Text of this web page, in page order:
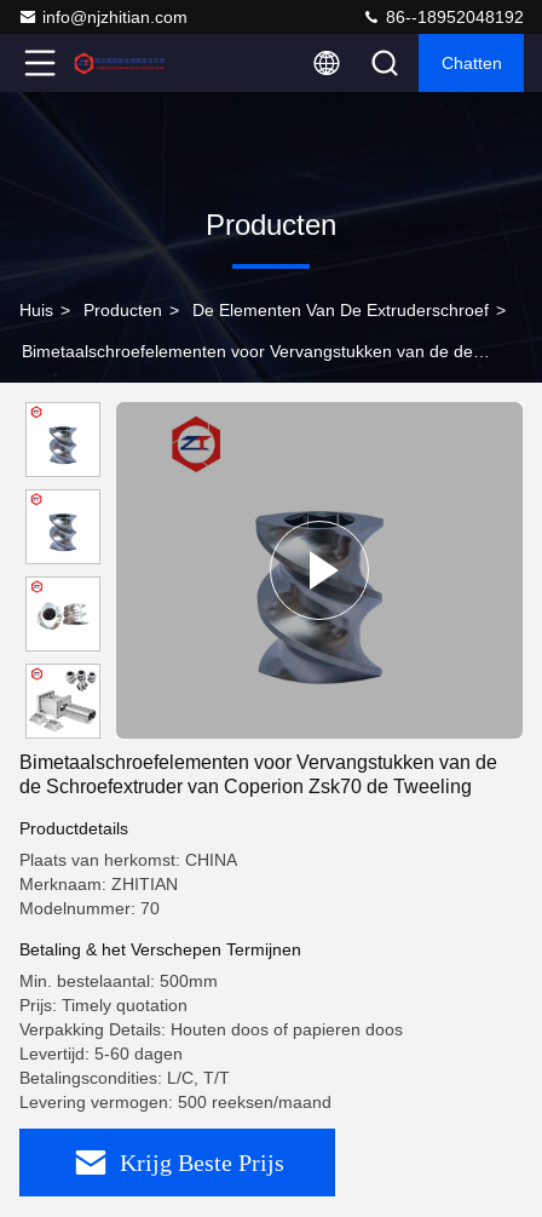
info@njzhitian.com 86--18952048192
Chatten
Producten
Huis > Producten > De Elementen Van De Extruderschroef >
Bimetaalschroefelementen voor Vervangstukken van de de
Bimetaalschroefelementen voor Vervangstukken van de
de Schroefextruder van Coperion Zsk70 de Tweeling
Productdetails
Plaats van herkomst: CHINA
Merknaam: ZHITIAN
Modelnummer: 70
Betaling & het Verschepen Termijnen
Min. bestelaantal: 500mm
Prijs: Timely quotation
Verpakking Details: Houten doos of papieren doos
Levertijd: 5-60 dagen
Betalingscondities: L/C, T/T
Levering vermogen: 500 reeksen/maand
Krijg Beste Prijs